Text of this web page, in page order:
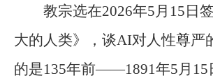
教宗选在2026年5月15日
大的人类》，谈AI对人性尊严
的是135年前——1891年5月15